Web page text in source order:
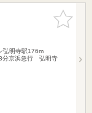
お気に入
りに追加
弘明寺駅176m
京浜急行 弘明寺